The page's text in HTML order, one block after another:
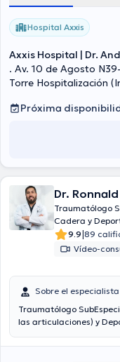
Hospital Axxis
Axxis Hospital | Dr.
. Av. 10 de Agosto
Torre Hospitalización
10 de Agosto), Quito
Próxima
Dr.
Traumatólogo
Cadera y
9.9|89
Vídeo-
Sobre el especialista
Traumatólogo
las articulaciones) y